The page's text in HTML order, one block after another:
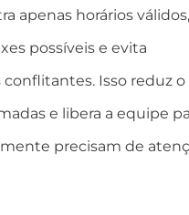
apenas horários válidos,
possíveis e evita
Isso reduz o
e libera a equipe
precisam de